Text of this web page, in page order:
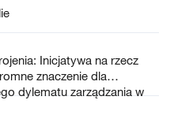
Inicjatywa na rzecz
znaczenie dla
dylematu zarządzania w